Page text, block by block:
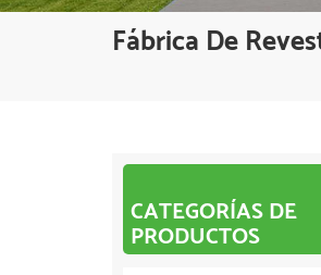
Fábrica De
CATEGORÍAS DE
PRODUCTOS